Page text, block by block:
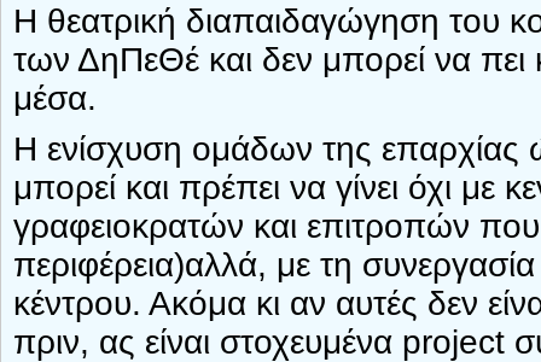
Η θεατρική διαπαιδαγώγηση του
των ΔηΠεΘέ και δεν μπορεί να πει
μέσα.
Η ενίσχυση ομάδων της
μπορεί και πρέπει να γίνει όχι με
γραφειοκρατών και επιτροπών
περιφέρεια)αλλά, με τη
κέντρου. Ακόμα κι αν αυτές δεν
πριν, ας είναι στοχευμένα